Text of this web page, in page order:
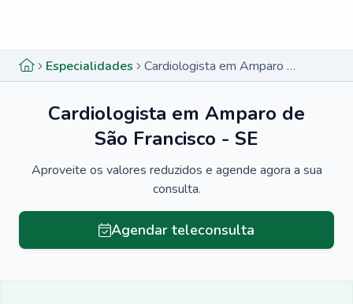
Especialidades Cardiologista em Amparo de São Francisco - SE
Cardiologista em Amparo de
São Francisco - SE
Aproveite os valores reduzidos e agende agora a sua
consulta.
Agendar teleconsulta